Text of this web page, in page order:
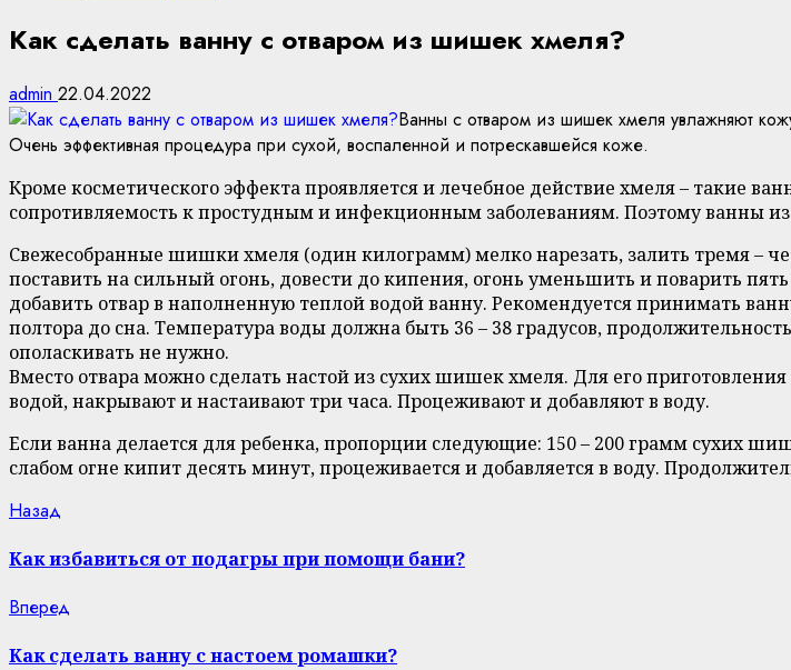
Как сделать ванну с отваром из шишек хмеля?
admin 22.04.2022
Ванны с отваром из шишек хмеля увлажняют
Очень эффективная процедура при сухой, воспаленной и потрескавшейся коже.
Кроме косметического эффекта проявляется и лечебное действие хмеля – такие
сопротивляемость к простудным и инфекционным заболеваниям. Поэтому ванны
Свежесобранные шишки хмеля (один килограмм) мелко нарезать, залить тремя –
поставить на сильный огонь, довести до кипения, огонь уменьшить и поварить
добавить отвар в наполненную теплой водой ванну. Рекомендуется принимать
полтора до сна. Температура воды должна быть 36 – 38 градусов,
ополаскивать не нужно.
Вместо отвара можно сделать настой из сухих шишек хмеля. Для его
водой, накрывают и настаивают три часа. Процеживают и добавляют в воду.
Если ванна делается для ребенка, пропорции следующие: 150 – 200 грамм сухих
слабом огне кипит десять минут, процеживается и добавляется в воду.
Continue
Reading
Назад
Как избавиться от подагры при помощи бани?
Вперед
Как сделать ванну с настоем ромашки?